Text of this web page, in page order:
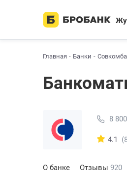
Главная Банки
8
4.1
О банке Отзывы 920